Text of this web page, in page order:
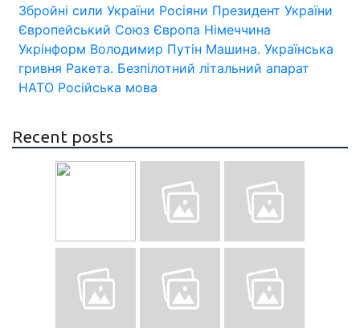
Збройні сили України Росіяни Президент України
Європейський Союз Європа Німеччина
Укрінформ Володимир Путін Машина. Українська
гривня Ракета. Безпілотний літальний апарат
НАТО Російська мова
Recent posts